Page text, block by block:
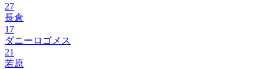
27
長倉
17
ダニーロゴメス
21
若原